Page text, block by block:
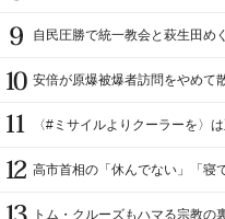
自民圧勝で統一教会と萩生田め
安倍が原爆被爆者訪問をやめて
〈#ミサイルよりクーラーを〉
高市首相の「休んでない」「
トム・クルーズもハマる宗教の